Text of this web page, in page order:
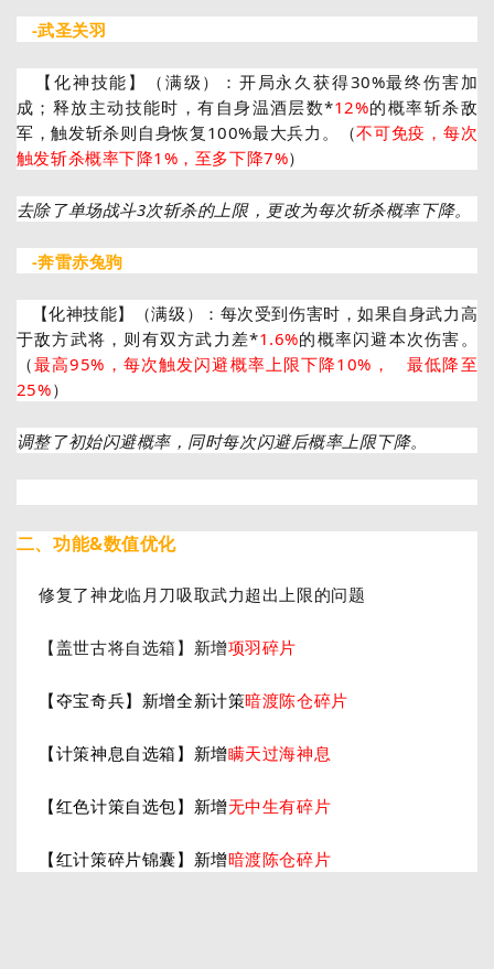
-武圣关羽
【化神技能】（满级）：开局永久获得30%最终伤害加
成；释放主动技能时，有自身温酒层数*12%的概率斩杀敌
军，触发斩杀则自身恢复100%最大兵力。（不可免疫，每次
触发斩杀概率下降1%，至多下降7%）
去除了单场战斗3次斩杀的上限，更改为每次斩杀概率下降。
-奔雷赤兔驹
【化神技能】（满级）：每次受到伤害时，如果自身武力高
于敌方武将，则有双方武力差*1.6%的概率闪避本次伤害。
（最高95%，每次触发闪避概率上限下降10%， 最低降至
25%）
调整了初始闪避概率，同时每次闪避后概率上限下降。
二、功能&数值优化
修复了神龙临月刀吸取武力超出上限的问题
【盖世古将自选箱】新增项羽碎片
【夺宝奇兵】新增全新计策暗渡陈仓碎片
【计策神息自选箱】新增瞒天过海神息
【红色计策自选包】新增无中生有碎片
【红计策碎片锦囊】新增暗渡陈仓碎片